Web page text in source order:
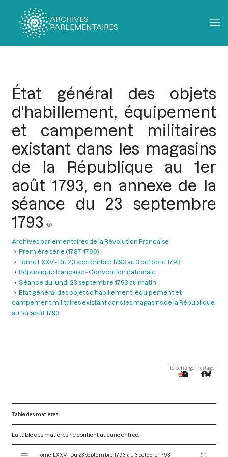
ARCHIVES
PARLEMENTAIRES
État général des objets
d'habillement, équipement
et campement militaires
existant dans les magasins
de la République au 1er
août 1793, en annexe de la
séance du 23 septembre
1793
Archives parlementaires de la Révolution Française
Première série (1787-1799)
Tome LXXV - Du 23 septembre 1793 au 3 octobre 1793
République française - Convention nationale
Séance du lundi 23 septembre 1793 au matin
Etat général des objets d’habillement, équipement et
campement militaires existant dans les magasins de la République
au 1er août 1793
TéléchargerPartager
Table des matières
La table des matières ne contient aucune entrée.
Tome LXXV - Du 23 septembre 1793 au 3 octobre 1793